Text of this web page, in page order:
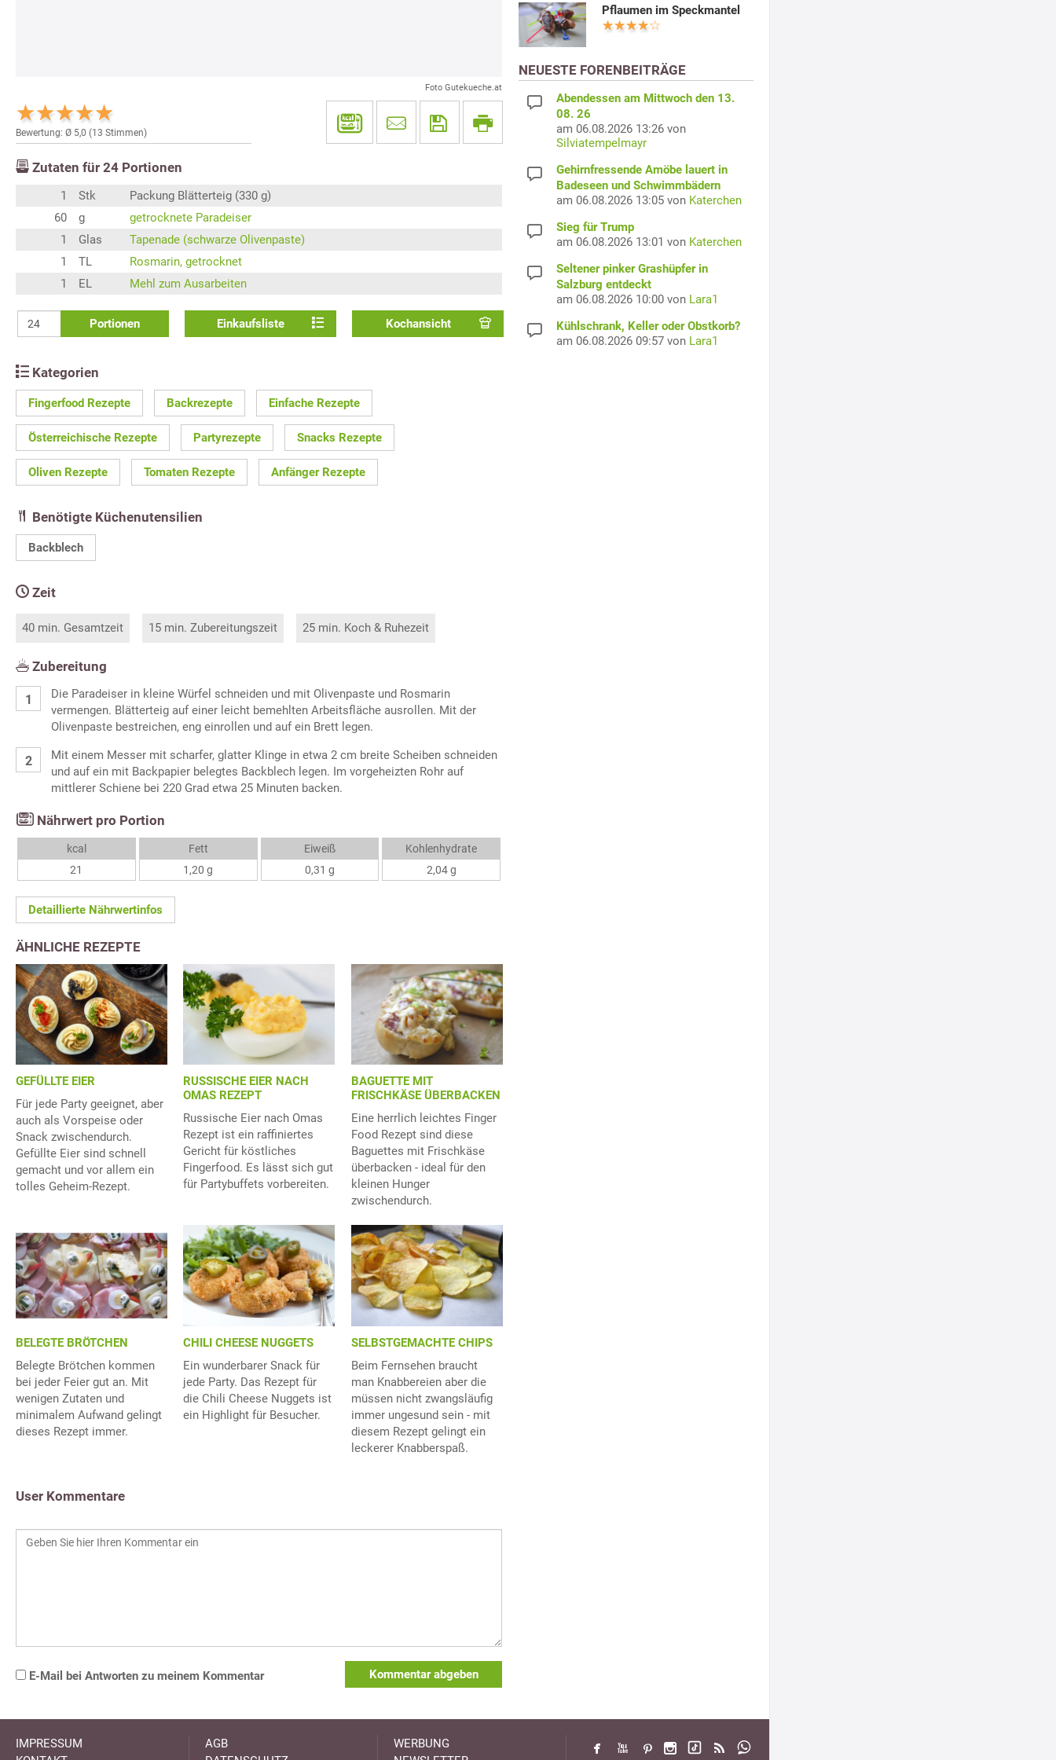
Foto Gutekueche.at
Bewertung: Ø 5,0 (13 Stimmen)
Zutaten für 24 Portionen
1 Stk
Packung Blätterteig (330 g)
60
g
getrocknete Paradeiser
1
Glas
Tapenade (schwarze Olivenpaste)
1
TL
Rosmarin, getrocknet
1
EL Mehl zum Ausarbeiten
Portionen Einkaufsliste Kochansicht
Kategorien
Fingerfood Rezepte Backrezepte Einfache Rezepte
Österreichische Rezepte Partyrezepte Snacks Rezepte
Oliven Rezepte Tomaten Rezepte Anfänger Rezepte
Benötigte Küchenutensilien
Backblech
Zeit
40 min. Gesamtzeit 15 min. Zubereitungszeit 25 min. Koch & Ruhezeit
Zubereitung
Die Paradeiser in kleine Würfel schneiden und mit Olivenpaste und Rosmarin
vermengen. Blätterteig auf einer leicht bemehlten Arbeitsfläche ausrollen. Mit der
Olivenpaste bestreichen, eng einrollen und auf ein Brett legen.
Mit einem Messer mit scharfer, glatter Klinge in etwa 2 cm breite Scheiben schneiden
und auf ein mit Backpapier belegtes Backblech legen. Im vorgeheizten Rohr auf
mittlerer Schiene bei 220 Grad etwa 25 Minuten backen.
Nährwert pro Portion
kcal
21
Fett
1,20 g
Eiweiß
0,31 g
Kohlenhydrate
2,04 g
Detaillierte Nährwertinfos
ÄHNLICHE REZEPTE
GEFÜLLTE EIER
Für jede Party geeignet, aber
auch als Vorspeise oder
Snack zwischendurch.
Gefüllte Eier sind schnell
gemacht und vor allem ein
tolles Geheim-Rezept.
RUSSISCHE EIER NACH
OMAS REZEPT
Russische Eier nach Omas
Rezept ist ein raffiniertes
Gericht für köstliches
Fingerfood. Es lässt sich gut
für Partybuffets vorbereiten.
BAGUETTE MIT
FRISCHKÄSE ÜBERBACKEN
Eine herrlich leichtes Finger
Food Rezept sind diese
Baguettes mit Frischkäse
überbacken - ideal für den
kleinen Hunger
zwischendurch.
BELEGTE BRÖTCHEN
Belegte Brötchen kommen
bei jeder Feier gut an. Mit
wenigen Zutaten und
minimalem Aufwand gelingt
dieses Rezept immer.
CHILI CHEESE NUGGETS
Ein wunderbarer Snack für
jede Party. Das Rezept für
die Chili Cheese Nuggets ist
ein Highlight für Besucher.
SELBSTGEMACHTE CHIPS
Beim Fernsehen braucht
man Knabbereien aber die
müssen nicht zwangsläufig
immer ungesund sein - mit
diesem Rezept gelingt ein
leckerer Knabberspaß.
User Kommentare
E-Mail bei Antworten zu meinem Kommentar Kommentar abgeben
Pflaumen im Speckmantel
NEUESTE FORENBEITRÄGE
Abendessen am Mittwoch den 13.
08. 26
am 06.08.2026 13:26 von
Silviatempelmayr
Gehirnfressende Amöbe lauert in
Badeseen und Schwimmbädern
am 06.08.2026 13:05 von Katerchen
Sieg für Trump
am 06.08.2026 13:01 von Katerchen
Seltener pinker Grashüpfer in
Salzburg entdeckt
am 06.08.2026 10:00 von Lara1
Kühlschrank, Keller oder Obstkorb?
am 06.08.2026 09:57 von Lara1
IMPRESSUM
AGB
WERBUNG